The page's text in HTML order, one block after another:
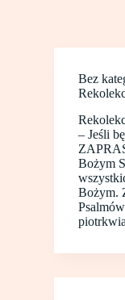
Bez
– Jeśli
Bożym
Bożym.